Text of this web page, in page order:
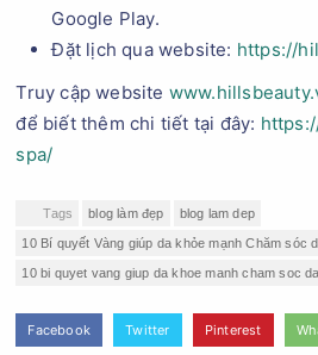
Google Play.
Đặt lịch qua website: https://
Truy cập website
để biết thêm chi tiết tại đây:
spa/
Tags blog làm đẹp blog lam dep
10 Bí quyết Vàng giúp da khỏe mạnh Chăm sóc
10 bi quyet vang giup da khoe manh cham soc
Facebook Twitter Pinterest